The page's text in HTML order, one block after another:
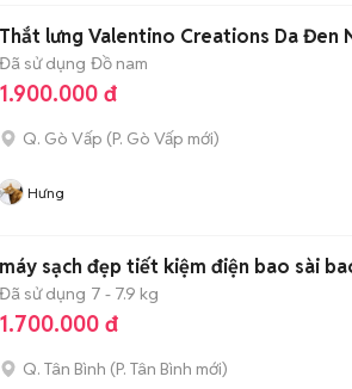
Thắt lưng Valentino Creations Da Đen
Đã sử dụng Đồ nam
1.900.000 đ
Q. Gò Vấp (P. Gò Vấp mới)
Hưng
máy sạch đẹp tiết kiệm điện bao sài
Đã sử dụng 7 - 7.9 kg
1.700.000 đ
Q. Tân Bình (P. Tân Bình mới)